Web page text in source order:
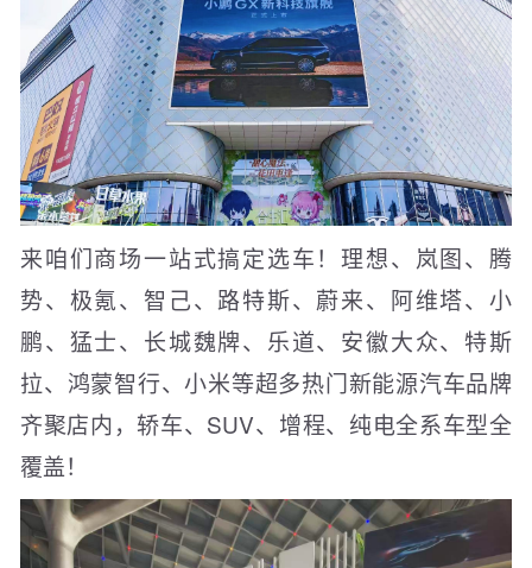
来咱们商场一站式搞定选车！理想、岚图、腾
势、极氪、智己、路特斯、蔚来、阿维塔、小
鹏、猛士、长城魏牌、乐道、安徽大众、特斯
拉、鸿蒙智行、小米等超多热门新能源汽车品牌
齐聚店内，轿车、SUV、增程、纯电全系车型全
覆盖！